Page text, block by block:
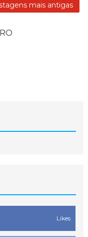
mais antigas
Likes